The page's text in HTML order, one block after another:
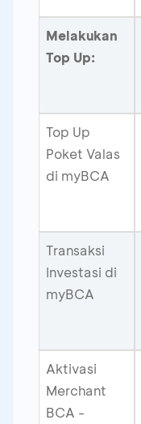
Melakukan
Top Up:
Top Up
Poket Valas
di myBCA
Transaksi
Investasi di
myBCA
Aktivasi
Merchant
BCA -